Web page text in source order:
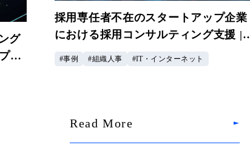
グ
企
採用専任者不在のスタートアップ企業
における採用コンサルティング支援 |
事例 組織人事 IT・インターネット
Read More